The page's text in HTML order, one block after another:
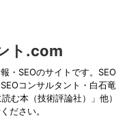
ト.com
・SEOのサイトです。SEO
コンサルタント・白石竜
む本（技術評論社）」他）
ださい。